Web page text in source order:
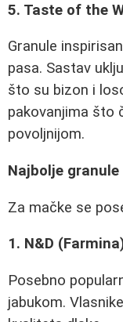
5. Taste of the
Granule
pasa. Sastav
što su bizon i
pakovanjima što
povoljnijom.
Najbolje
Za mačke se
1. N&D
Posebno
jabukom.